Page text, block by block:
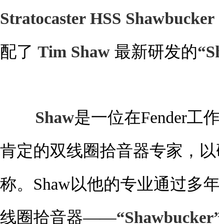
Stratocaster HSS Shawbucker
配了 Tim Shaw 最新研发的
Shaw是一位在Fender工
肯定的双线圈拾音器专家，
称。Shaw以他的专业通过多
线圈拾音器——